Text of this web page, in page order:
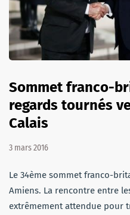
Sommet franco-
regards tournés
Calais
3 mars 2016
Le 34ème sommet franco-
Amiens. La rencontre entre
extrêmement attendue pour